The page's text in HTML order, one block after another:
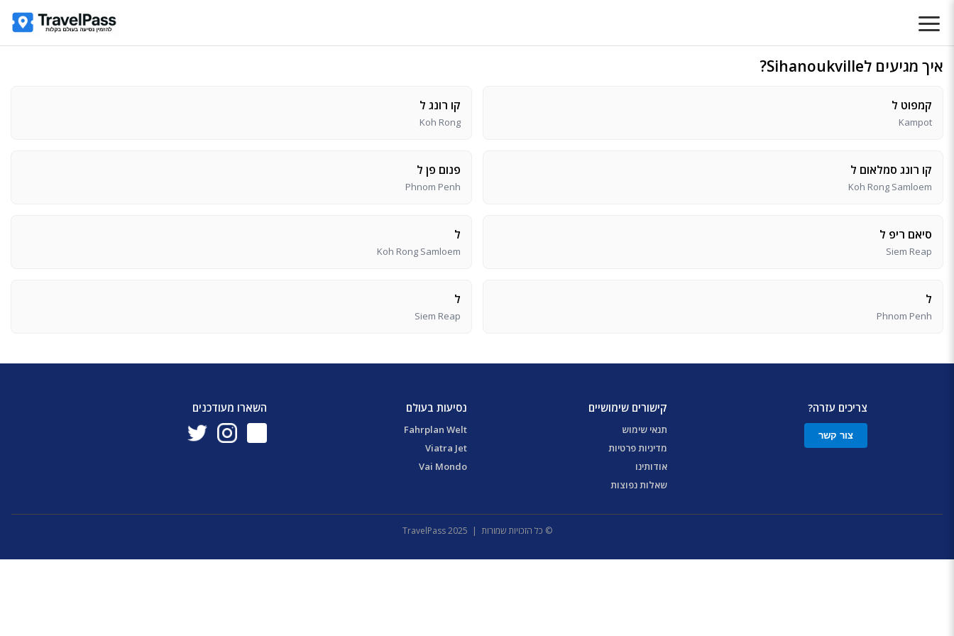
איך מגיעים לSihanoukville?
קמפוט ל
Kampot
קו רונג ל
Koh Rong
קו רונג סמלאום ל
Koh Rong Samloem
פנום פן ל
Phnom Penh
סיאם ריפ ל
Siem Reap
ל
Koh Rong Samloem
ל
Phnom Penh
ל
Siem Reap
צריכים עזרה?
צור קשר
קישורים שימושיים
תנאי שימוש
מדיניות פרטיות
אודותינו
שאלות נפוצות
נסיעות בעולם
Fahrplan Welt
Viatra Jet
Vai Mondo
השארו מעודכנים
© כל הזכויות שמורות | 2025 TravelPass